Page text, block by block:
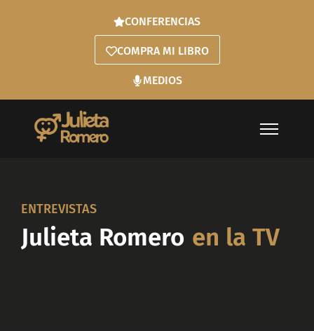
CONFERENCIAS
COMPRA MI LIBRO
MEDIOS
ENTREVISTAS
Julieta Romero en la TV